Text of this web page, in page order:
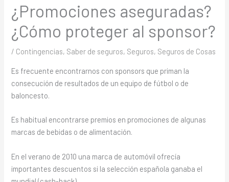
¿Promociones aseguradas?
¿Cómo proteger al sponsor?
/ Contingencias, Saber de seguros, Seguros, Seguros de Cosas
Es frecuente encontrarnos con sponsors que priman la
consecución de resultados de un equipo de fútbol o de
baloncesto.
Es habitual encontrarse premios en promociones de algunas
marcas de bebidas o de alimentación.
En el verano de 2010 una marca de automóvil ofrecía
importantes descuentos si la selección española ganaba el
i
a
s